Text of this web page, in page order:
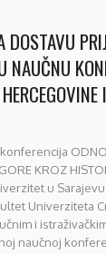
DOSTAVU
NAUČNU
KROZ
u
Univerziteta
i
naučnoj